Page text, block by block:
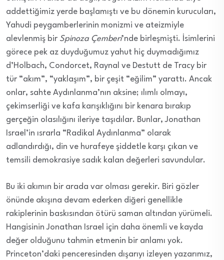
addettiğimiz yerde başlamıştı ve bu dönemin kurucuları,
Yahudi peygamberlerinin monizmi ve ateizmiyle
alevlenmiş bir Spinoza Çemberi’nde birleşmişti. İsimlerini
görece pek az duyduğumuz yahut hiç duymadığımız
d’Holbach, Condorcet, Raynal ve Destutt de Tracy bir
tür “akım”, “yaklaşım”, bir çeşit “eğilim” yarattı. Ancak
onlar, sahte Aydınlanma’nın aksine; ılımlı olmayı,
çekimserliği ve kafa karışıklığını bir kenara bırakıp
gerçeğin olasılığını ileriye taşıdılar. Bunlar, Jonathan
Israel’in ısrarla “Radikal Aydınlanma” olarak
adlandırdığı, din ve hurafeye şiddetle karşı çıkan ve
temsili demokrasiye sadık kalan değerleri savundular.
Bu iki akımın bir arada var olması gerekir. Biri gözler
önünde akışına devam ederken diğeri genellikle
rakiplerinin baskısından ötürü saman altından yürümeli.
Hangisinin Jonathan Israel için daha önemli ve kayda
değer olduğunu tahmin etmenin bir anlamı yok.
Princeton’daki penceresinden dışarıyı izleyen yazarımız,